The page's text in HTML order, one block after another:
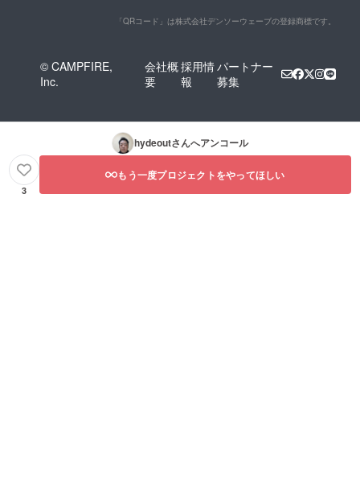
「QRコード」は株式会社デンソーウェーブの登録商標です。
© CAMPFIRE,
Inc.
会社概
要
採用情
報
パートナー
募集
hydeoutさんへアンコール
3
もう一度プロジェクトをやってほしい